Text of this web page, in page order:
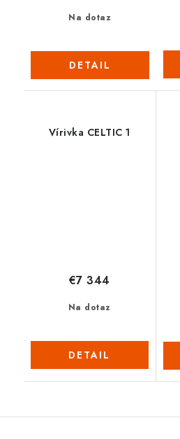
Na dotaz
DETAIL
Vírivka CELTIC 1
Na dotaz
€7 344
DETAIL